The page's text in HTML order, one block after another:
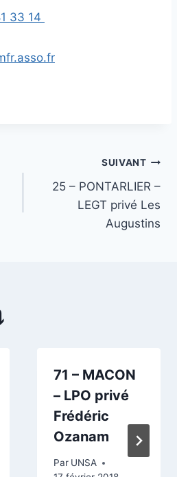
33 14
SUIVANT
25 – PONTARLIER –
LEGT privé Les
Augustins
71 – MACON
– LPO privé
Frédéric
Ozanam
Par UNSA